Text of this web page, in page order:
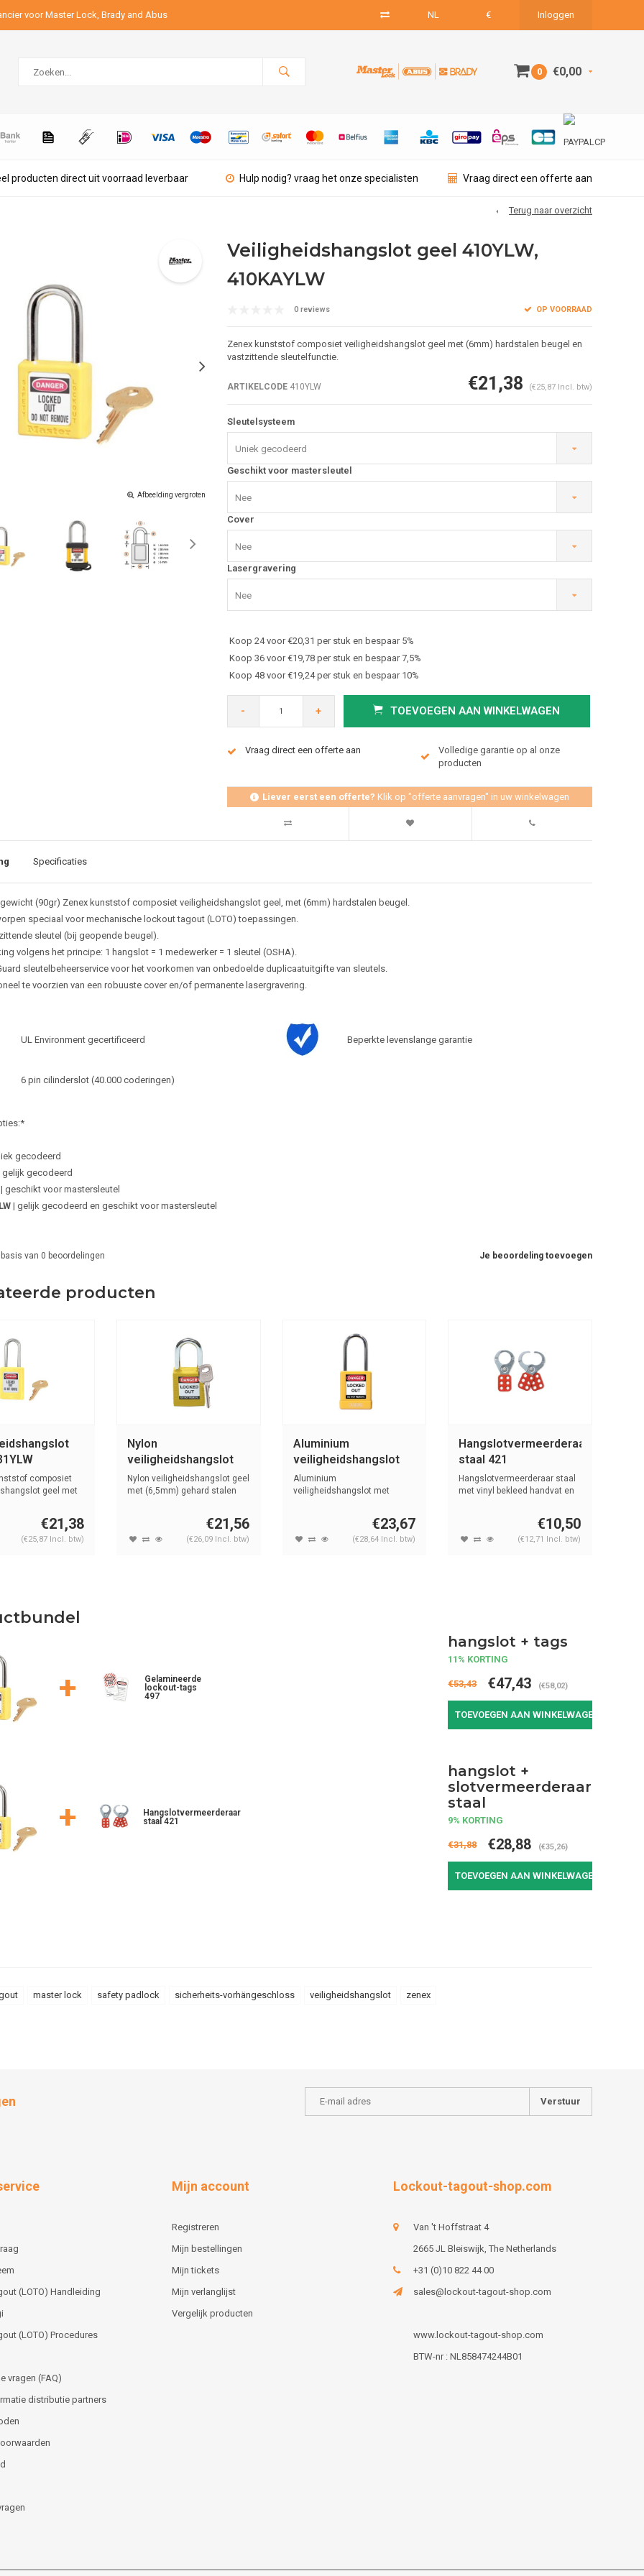
voor Master Lock, Brady and Abus NL € Inloggen
0 €0,00
producten direct uit voorraad leverbaar Hulp nodig? vraag het onze specialisten Vraag direct een offerte aan
Terug naar overzicht
Afbeelding vergroten
Veiligheidshangslot geel 410YLW,
410KAYLW
0 reviews OP VOORRAAD
Zenex kunststof composiet veiligheidshangslot geel met (6mm) hardstalen beugel en
vastzittende sleutelfunctie.
ARTIKELCODE410YLW €21,38 (€25,87 Incl. btw)
Sleutelsysteem
Uniek gecodeerd
Geschikt voor mastersleutel
Nee
Cover
Nee
Lasergravering
Nee
Koop 24 voor €20,31 per stuk en bespaar 5%
Koop 36 voor €19,78 per stuk en bespaar 7,5%
Koop 48 voor €19,24 per stuk en bespaar 10%
- + TOEVOEGEN AAN WINKELWAGEN
Vraag direct een offerte aan
Volledige garantie op al onze
producten
Liever eerst een offerte? Klik op "offerte aanvragen" in uw winkelwagen
Specificaties
(90gr) Zenex kunststof composiet veiligheidshangslot geel, met (6mm) hardstalen beugel.
speciaal voor mechanische lockout tagout (LOTO) toepassingen.
sleutel (bij geopende beugel).
volgens het principe: 1 hangslot = 1 medewerker = 1 sleutel (OSHA).
sleutelbeheerservice voor het voorkomen van onbedoelde duplicaatuitgifte van sleutels.
te voorzien van een robuuste cover en/of permanente lasergravering.
UL Environment gecertificeerd Beperkte levenslange garantie
6 pin cilinderslot (40.000 coderingen)
gecodeerd
gecodeerd
geschikt voor mastersleutel
| gelijk gecodeerd en geschikt voor mastersleutel
Je beoordeling toevoegen
van 0 beoordelingen
producten
composiet
geel met
€21,38
(€25,87 Incl. btw)
Nylon
veiligheidshangslot
geel 051346
Nylon veiligheidshangslot geel
met (6,5mm) gehard stalen
€21,56
(€26,09 Incl. btw)
Aluminium
veiligheidshangslot
met gele cover
74BS/40 geel
Aluminium
veiligheidshangslot met
€23,67
(€28,64 Incl. btw)
Hangslotvermeerderaar
staal 421
Hangslotvermeerderaar staal
met vinyl bekleed handvat en
€10,50
(€12,71 Incl. btw)
+
Gelamineerde
lockout-tags
497
hangslot + tags
11% KORTING
€53,43 €47,43 (€58,02)
TOEVOEGEN AAN WINKELWAGEN
+
Hangslotvermeerderaar
staal 421
hangslot +
slotvermeerderaar
staal
9% KORTING
€31,88 €28,88 (€35,26)
TOEVOEGEN AAN WINKELWAGEN
master lock safety padlock sicherheits-vorhängeschloss veiligheidshangslot zenex
Verstuur
(LOTO) Handleiding
(LOTO) Procedures
vragen (FAQ)
distributie partners
Mijn account
Registreren
Mijn bestellingen
Mijn tickets
Mijn verlanglijst
Vergelijk producten
Lockout-tagout-shop.com
Van 't Hoffstraat 4
2665 JL Bleiswijk, The Netherlands
+31 (0)10 822 44 00
sales@lockout-tagout-shop.com
www.lockout-tagout-shop.com
BTW-nr : NL858474244B01